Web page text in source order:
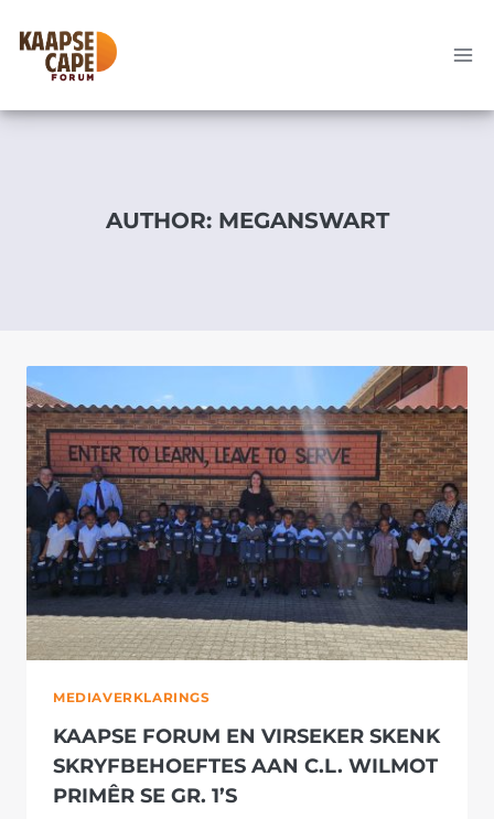
content
AUTHOR: MEGANSWART
MEDIAVERKLARINGS
KAAPSE FORUM EN VIRSEKER SKENK
SKRYFBEHOEFTES AAN C.L. WILMOT
PRIMÊR SE GR. 1’S